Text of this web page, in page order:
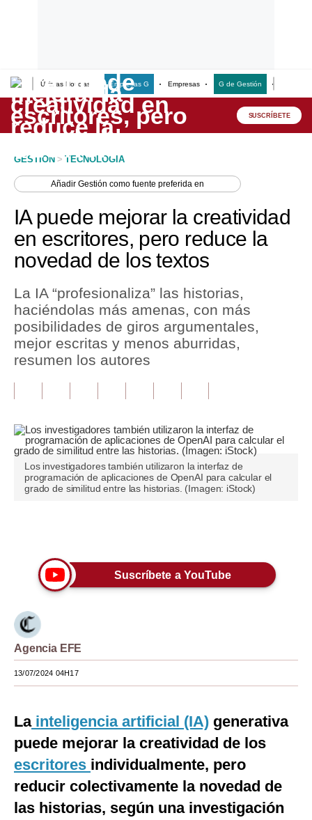
Últimas Noticias Empresas G Empresas G de Gestión
Lo último
Peru Quiosco
Economía
Mercados
Política
Tu Dinero
Finanzas Personales
Opinión
Editorial
Tendencias
Lujo
Viajes
Moda
Estilos
EEUU
España
Internacional
SUSCRÍBETE
GESTION > TECNOLOGIA
AñadirGestión como fuente preferida en
IA puede mejorar la creatividad
en escritores, pero reduce la
novedad de los textos
La IA “profesionaliza” las historias,
haciéndolas más amenas, con más
posibilidades de giros argumentales,
mejor escritas y menos aburridas,
resumen los autores
Los investigadores también utilizaron la interfaz de
programación de aplicaciones de OpenAI para calcular el
grado de similitud entre las historias. (Imagen: iStock)
Suscríbete a YouTube
Agencia EFE
13/07/2024 04H17
Lainteligencia artificial (IA) generativa
puede mejorar la creatividad de los
escritores individualmente, pero
reducir colectivamente la novedad de
las historias, según una investigación